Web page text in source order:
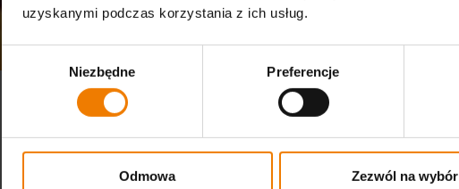
uzyskanymi podczas korzystania z ich usług.
zgody
Niezbędne Preferencje
Odmowa Zezwól na wybór